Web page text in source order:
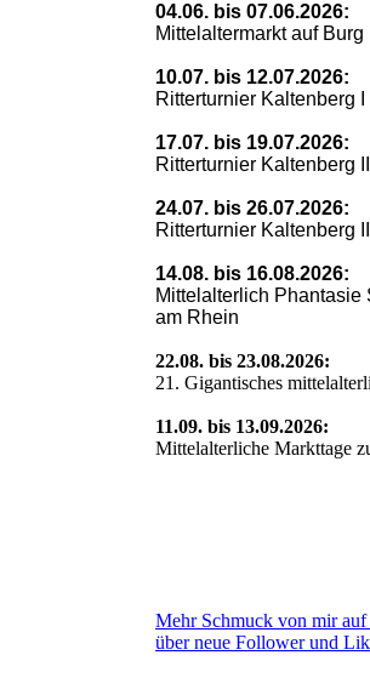
04.06. bis 07.06.2026:
Mittelaltermarkt auf
10.07. bis 12.07.2026:
Ritterturnier Kaltenberg
17.07. bis 19.07.2026:
Ritterturnier Kaltenberg
24.07. bis 26.07.2026:
Ritterturnier Kaltenberg
14.08. bis 16.08.2026:
Mittelalterlich Phantasie
am Rhein
22.08. bis 23.08.2026:
21. Gigantisches
11.09. bis 13.09.2026:
Mittelalterliche Markttage
Mehr Schmuck von mir
über neue Follower und